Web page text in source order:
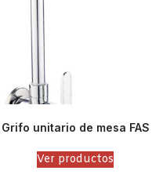
Grifo unitario de mesa FAS
Ver productos